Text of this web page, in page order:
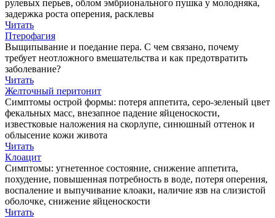
рулевых перьев, облом эмбрионального пушка у молодняка,
задержка роста оперения, расклевы
Читать
Птерофагия
Выщипывание и поедание пера. С чем связано, почему
требует неотложного вмешательства и как предотвратить
заболевание?
Читать
Желточный перитонит
Симптомы острой формы: потеря аппетита, серо-зеленый цвет
фекальных масс, внезапное падение яйценоскости,
известковые наложения на скорлупе, синюшный оттенок и
облысение кожи живота
Читать
Клоацит
Симптомы: угнетенное состояние, снижение аппетита,
похудение, повышенная потребность в воде, потеря оперения,
воспаление и выпучивание клоаки, наличие язв на слизистой
оболочке, снижение яйценоскости
Читать